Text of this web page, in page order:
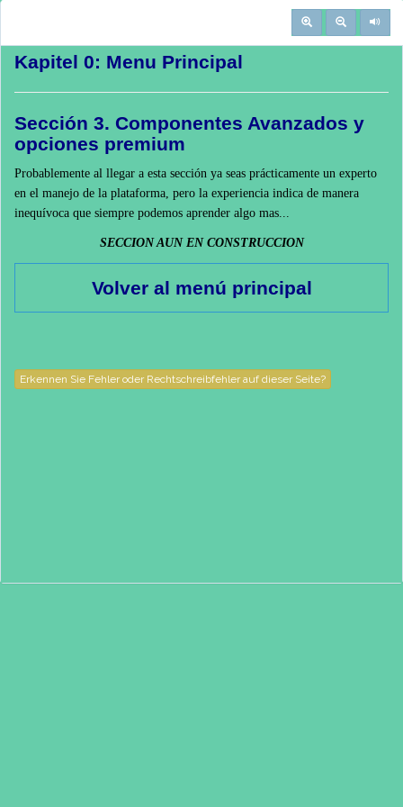
Kapitel 0: Menu Principal
Sección 3. Componentes Avanzados y
opciones premium
Probablemente al llegar a esta sección ya seas prácticamente un experto
en el manejo de la plataforma, pero la experiencia indica de manera
inequívoca que siempre podemos aprender algo mas...
SECCION AUN EN CONSTRUCCION
Volver al menú principal
Erkennen Sie Fehler oder Rechtschreibfehler auf dieser Seite?